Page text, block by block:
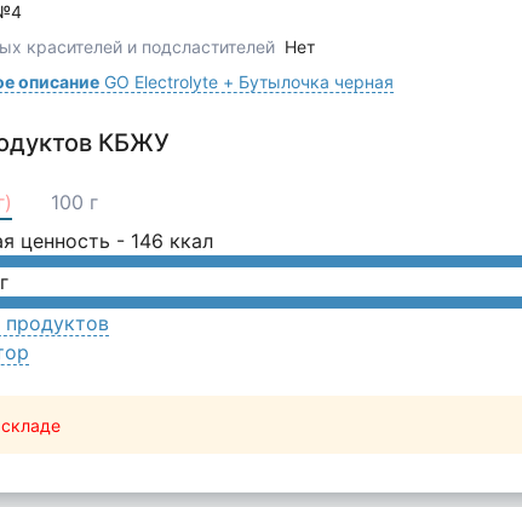
красителей и подсластителей Нет
описаниеGO Electrolyte + Бутылочка черная
КБЖУ
100 г
ценность - 146 ккал
г